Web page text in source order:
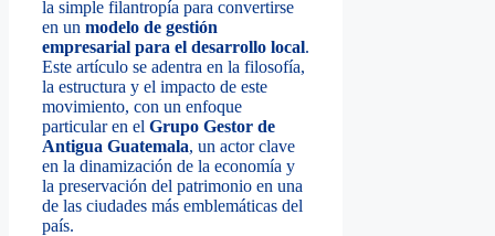
la simple filantropía para convertirse
en un modelo de gestión
empresarial para el desarrollo local.
Este artículo se adentra en la filosofía,
la estructura y el impacto de este
movimiento, con un enfoque
particular en el Grupo Gestor de
Antigua Guatemala, un actor clave
en la dinamización de la economía y
la preservación del patrimonio en una
de las ciudades más emblemáticas del
país.